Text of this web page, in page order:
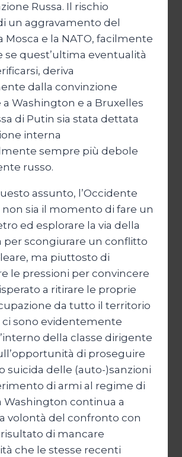
Russa. Il rischio
un aggravamento del
Mosca e la NATO, facilmente
se quest’ultima eventualità
deriva
dalla convinzione
Washington e a Bruxelles
di Putin sia stata dettata
interna
sempre più debole
russo.
assunto, l’Occidente
sia il momento di fare un
ed esplorare la via della
per scongiurare un conflitto
ma piuttosto di
le pressioni per convincere
a ritirare le proprie
da tutto il territorio
ci sono evidentemente
della classe dirigente
di proseguire
suicida delle (auto-)sanzioni
di armi al regime di
Washington continua a
volontà del confronto con
risultato di mancare
che le stesse recenti